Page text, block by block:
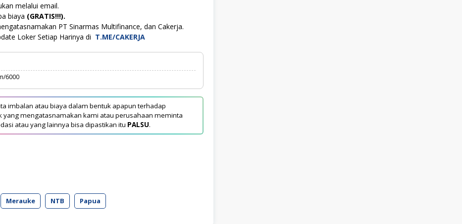
melalui email.
biaya (GRATIS!!!).
PT Sinarmas Multifinance, dan Cakerja.
Loker Setiap Harinya di T.ME/CAKERJA
6000
imbalan atau biaya dalam bentuk apapun terhadap
yang mengatasnamakan kami atau perusahaan meminta
atau yang lainnya bisa dipastikan itu PALSU.
Merauke NTB Papua